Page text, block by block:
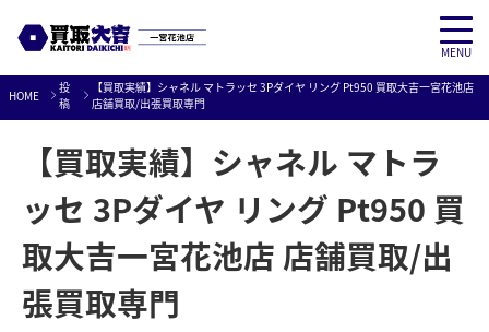
Skip
to
MENU
HOME
投
稿
【買取実績】シャネル マトラッセ 3Pダイヤ リング Pt950 買取大吉一宮花池店
店舗買取/出張買取専門
【買取実績】シャネル マトラ
ッセ 3Pダイヤ リング Pt950 買
取大吉一宮花池店 店舗買取/出
張買取専門